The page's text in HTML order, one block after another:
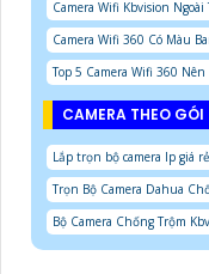
Camera Wifi Kbvision Ngoài
Camera Wifi 360 Có Màu
Top 5 Camera Wifi 360 Nên
CAMERA THEO GÓI
Lắp trọn bộ camera Ip giá
Trọn Bộ Camera Dahua
Bộ Camera Chống Trộm